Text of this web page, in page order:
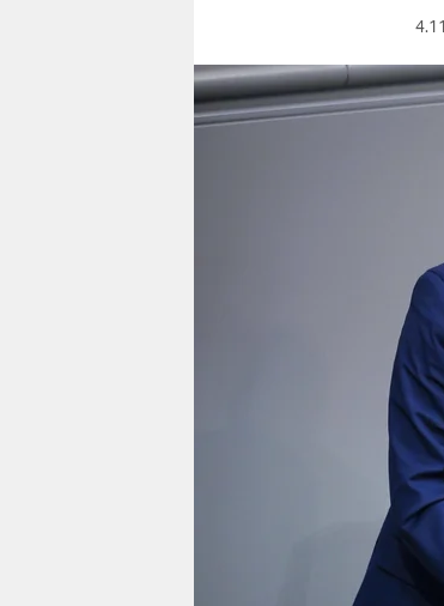
nord
wahrheit